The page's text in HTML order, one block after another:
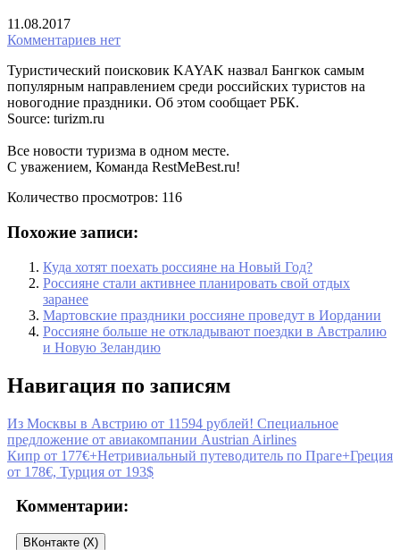
11.08.2017
Комментариев нет
Туристический поисковик KAYAK назвал Бангкок самым
популярным направлением среди российских туристов на
новогодние праздники. Об этом сообщает РБК.
Source: turizm.ru
Все новости туризма в одном месте.
С уважением, Команда RestMeBest.ru!
Количество просмотров: 116
Похожие записи:
Куда хотят поехать россияне на Новый Год?
Россияне стали активнее планировать свой отдых
заранее
Мартовские праздники россияне проведут в Иордании
Россияне больше не откладывают поездки в Австралию
и Новую Зеландию
Навигация по записям
Из Москвы в Австрию от 11594 рублей! Специальное
предложение от авиакомпании Austrian Airlines
Кипр от 177€+Нетривиальный путеводитель по Праге+Греция
от 178€, Турция от 193$
Комментарии:
ВКонтакте (X)